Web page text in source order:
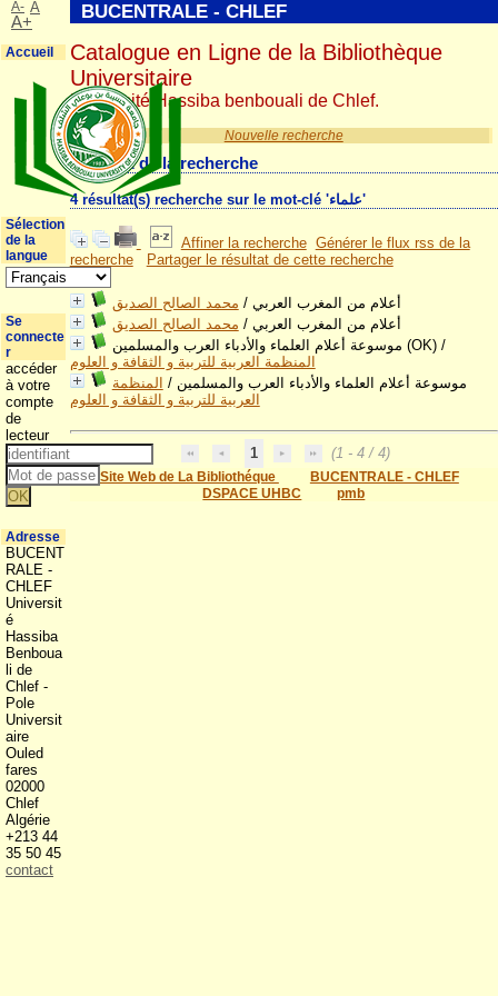
Nouvelle recherche
Résultat de la recherche
4 résultat(s) recherche sur le mot-clé 'علماء'
Affiner la recherche Générer le flux rss de la
recherche
Partager le résultat de cette recherche
أعلام من المغرب العربي / محمد الصالح الصديق
أعلام من المغرب العربي / محمد الصالح الصديق
موسوعة أعلام العلماء والأدباء العرب والمسلمين (OK)/
المنظمة العربية للتربية و الثقافة و العلوم
موسوعة أعلام العلماء والأدباء العرب والمسلمين / المنظمة
العربية للتربية و الثقافة و العلوم
1 (1 - 4 / 4)
Site Web de La Bibliothéque
BUCENTRALE - CHLEF
DSPACE UHBC
pmb
BUCENTRALE - CHLEF
Catalogue en Ligne de la Bibliothèque
Universitaire
Université Hassiba benbouali de Chlef.
A- A
A+
Accueil
Sélection
de la
langue
Se
connecte
r
accéder
à votre
compte
de
lecteur
Adresse
BUCENT
RALE -
CHLEF
Universit
é
Hassiba
Benboua
li de
Chlef -
Pole
Universit
aire
Ouled
fares
02000
Chlef
Algérie
+213 44
35 50 45
contact